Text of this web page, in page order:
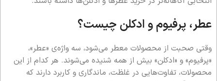
عطر، پرفیوم و ادکلن چیست؟
وقتی صحبت از محصولات معطر می‌شود، سه واژه‌ی «عطر»،
«پرفیوم» و «ادکلن» بیش از همه شنیده می‌شوند. هر کدام از این
محصولات، تفاوت‌هایی در غلظت، ماندگاری و کاربرد دارند که